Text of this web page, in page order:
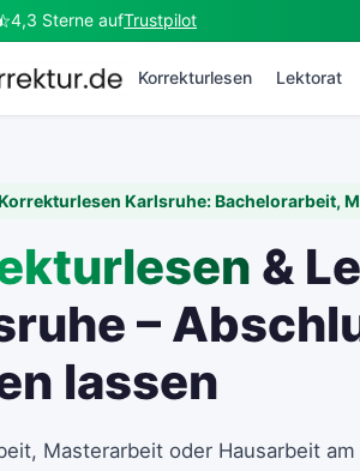
4,3 Sterne aufTrustpilot
Korrekturlesen Lektorat
Karlsruhe: Bachelorarbeit,
&
–
lassen
Masterarbeit oder Hausarbeit